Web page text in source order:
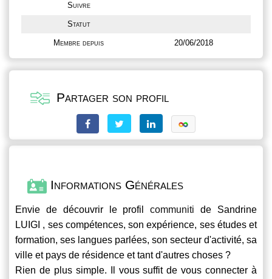
Suivre
Statut
Membre depuis 20/06/2018
Partager son profil
Informations Générales
Envie de découvrir le profilcommuniti de Sandrine
LUIGI , ses compétences, son expérience, ses études et
formation, ses langues parlées, son secteur d'activité, sa
ville et pays de résidence et tant d'autres choses ?
Rien de plus simple. Il vous suffit de vous connecter à